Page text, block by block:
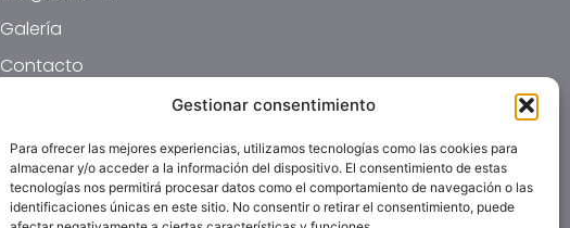
Gestionar consentimiento
Para ofrecer las mejores experiencias, utilizamos tecnologías como las cookies para
almacenar y/o acceder a la información del dispositivo. El consentimiento de estas
tecnologías nos permitirá procesar datos como el comportamiento de navegación o las
identificaciones únicas en este sitio. No consentir o retirar el consentimiento, puede
Galería
Contacto